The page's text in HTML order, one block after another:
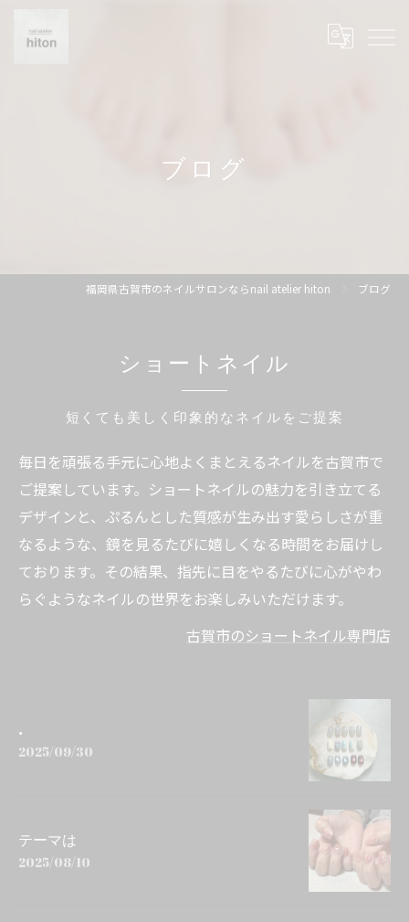
ブログ
福岡県古賀市のネイルサロンならnail atelier hiton ブログ
ショートネイル
短くても美しく印象的なネイルをご提案
毎日を頑張る手元に心地よくまとえるネイルを古賀市で
ご提案しています。ショートネイルの魅力を引き立てる
デザインと、ぷるんとした質感が生み出す愛らしさが重
なるような、鏡を見るたびに嬉しくなる時間をお届けし
ております。その結果、指先に目をやるたびに心がやわ
らぐようなネイルの世界をお楽しみいただけます。
古賀市のショートネイル専門店
.
2025/09/30
テーマは
2025/08/10